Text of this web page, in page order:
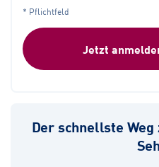
* Pflichtfeld
Jetzt
Der schnellste